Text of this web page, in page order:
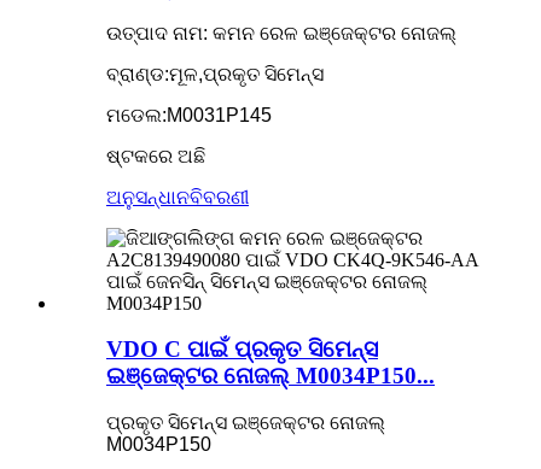
ଉତ୍ପାଦ ନାମ: କମନ ରେଳ ଇଞ୍ଜେକ୍ଟର ନୋଜଲ୍
ବ୍ରାଣ୍ଡ:ମୂଳ,ପ୍ରକୃତ ସିମେନ୍ସ
ମଡେଲ:M0031P145
ଷ୍ଟକରେ ଅଛି
ଅନୁସନ୍ଧାନବିବରଣୀ
VDO C ପାଇଁ ପ୍ରକୃତ ସିମେନ୍ସ
ଇଞ୍ଜେକ୍ଟର ନୋଜଲ୍ M0034P150...
ପ୍ରକୃତ ସିମେନ୍ସ ଇଞ୍ଜେକ୍ଟର ନୋଜଲ୍
M0034P150